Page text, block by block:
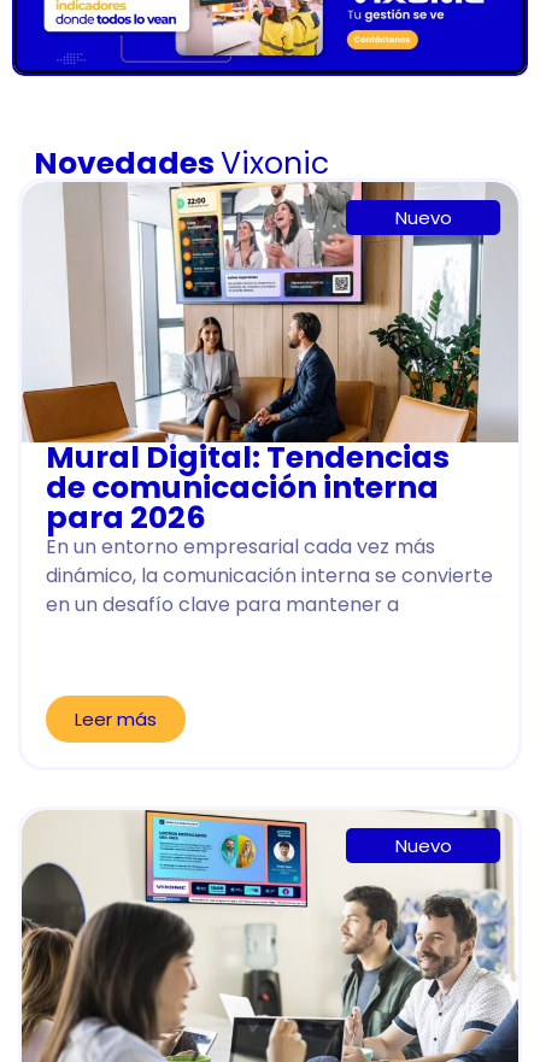
NovedadesVixonic
Nuevo
Mural Digital: Tendencias
de comunicación interna
para 2026
En un entorno empresarial cada vez más
dinámico, la comunicación interna se convierte
en un desafío clave para mantener a
Leer más
Nuevo